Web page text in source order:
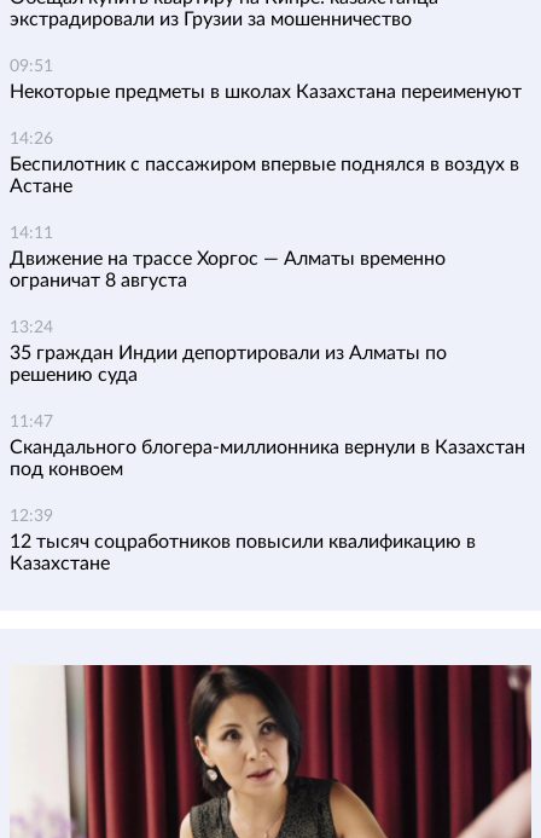
экстрадировали из Грузии за мошенничество
09:51
Некоторые предметы в школах Казахстана переименуют
14:26
Беспилотник с пассажиром впервые поднялся в воздух в
Астане
14:11
Движение на трассе Хоргос — Алматы временно
ограничат 8 августа
13:24
35 граждан Индии депортировали из Алматы по
решению суда
11:47
Скандального блогера-миллионника вернули в Казахстан
под конвоем
12:39
12 тысяч соцработников повысили квалификацию в
Казахстане